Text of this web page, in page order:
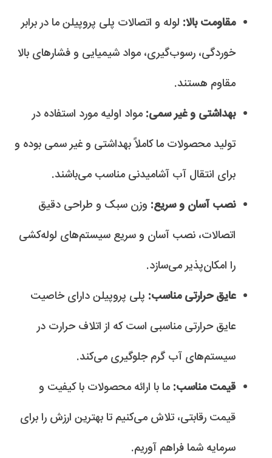
مقاومت بالا: لوله و اتصالات پلی پروپیلن ما در برابر
خوردگی، رسوب‌گیری، مواد شیمیایی و فشارهای بالا
مقاوم هستند.
بهداشتی و غیر سمی: مواد اولیه مورد استفاده در
تولید محصولات ما کاملاً بهداشتی و غیر سمی بوده و
برای انتقال آب آشامیدنی مناسب می‌باشند.
نصب آسان و سریع: وزن سبک و طراحی دقیق
اتصالات، نصب آسان و سریع سیستم‌های لوله‌کشی
را امکان‌پذیر می‌سازد.
عایق حرارتی مناسب: پلی پروپیلن دارای خاصیت
عایق حرارتی مناسبی است که از اتلاف حرارت در
سیستم‌های آب گرم جلوگیری می‌کند.
قیمت مناسب: ما با ارائه محصولات با کیفیت و
قیمت رقابتی، تلاش می‌کنیم تا بهترین ارزش را برای
سرمایه شما فراهم آوریم.